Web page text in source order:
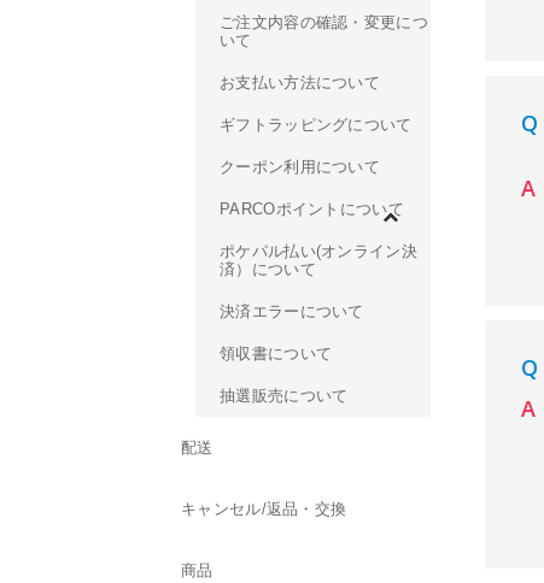
ご注文内容の確認・変更につ
いて
お支払い方法について
ギフトラッピングについて
クーポン利用について
PARCOポイントについて
ポケパル払い(オンライン決
済）について
決済エラーについて
領収書について
抽選販売について
配送
キャンセル/返品・交換
商品